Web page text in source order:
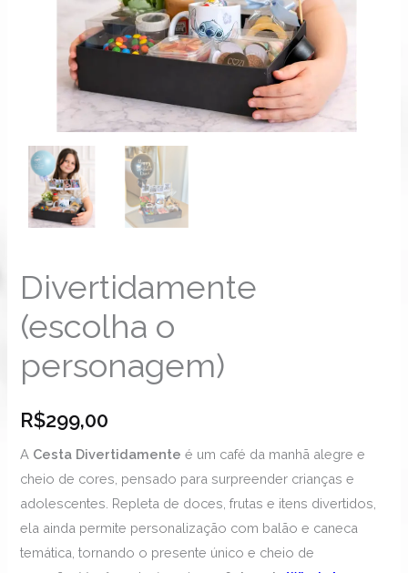
Divertidamente
(escolha o
personagem)
R$299,00
A Cesta Divertidamente é um café da manhã alegre e
cheio de cores, pensado para surpreender crianças e
adolescentes. Repleta de doces, frutas e itens divertidos,
ela ainda permite personalização com balão e caneca
temática, tornando o presente único e cheio de